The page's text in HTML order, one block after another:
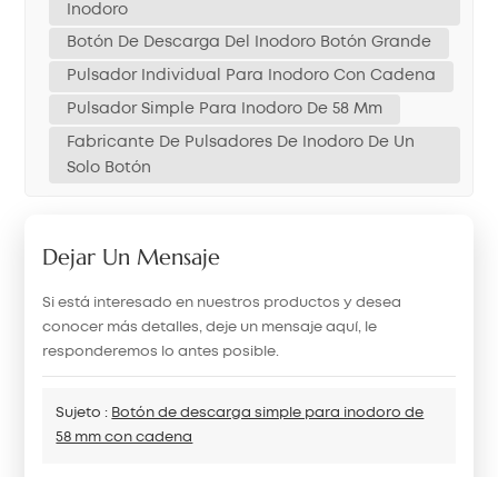
Inodoro
Botón De Descarga Del Inodoro Botón Grande
Pulsador Individual Para Inodoro Con Cadena
Pulsador Simple Para Inodoro De 58 Mm
Fabricante De Pulsadores De Inodoro De Un
Solo Botón
Dejar Un Mensaje
Si está interesado en nuestros productos y desea
conocer más detalles, deje un mensaje aquí, le
responderemos lo antes posible.
Sujeto : Botón de descarga simple para inodoro de
58 mm con cadena